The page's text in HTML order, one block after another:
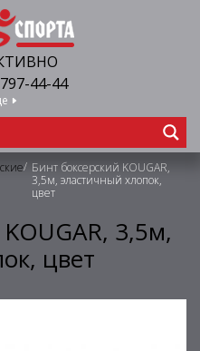
44-44
/ Бинт боксерский KOUGAR,
3,5м, эластичный хлопок,
цвет
3,5м,
цвет